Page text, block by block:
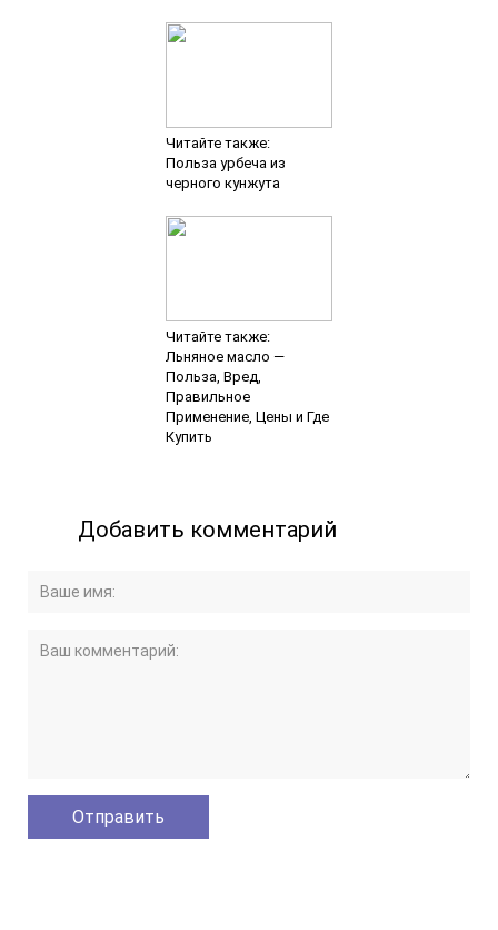
Читайте также:
Польза урбеча из
черного кунжута
Читайте также:
Льняное масло —
Польза, Вред,
Правильное
Применение, Цены и Где
Купить
Добавить комментарий